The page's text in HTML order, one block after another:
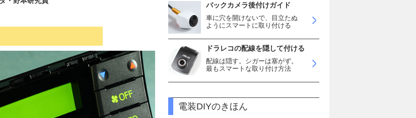
バックカメラ後付けガイド
車に穴を開けないで、目立たぬ
ようにスマートに取り付ける
ドラレコの配線を隠して付ける
配線は隠す。シガーは塞がず。
最もスマートな取り付け方法
電装DIYのきほん